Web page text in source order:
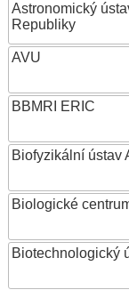
Astronomický
Republiky
AVU
BBMRI ERIC
Biofyzikální ústav
Biologické
Biotechnologický